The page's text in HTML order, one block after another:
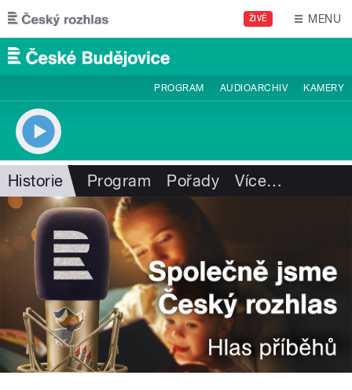
Přejít k hlavnímu obsahu
ŽIVĚ MENU
PROGRAM AUDIOARCHIV KAMERY
Historie Program Pořady Více…